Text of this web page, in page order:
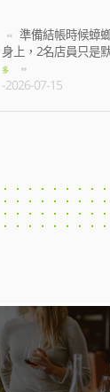
林孟薇
我訂
七點半 才